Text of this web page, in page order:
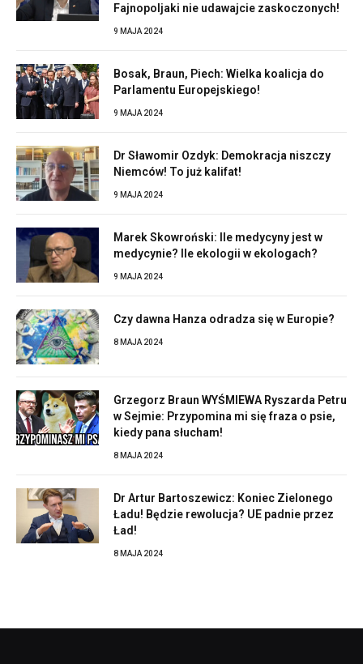
Fajnopoljaki nie udawajcie zaskoczonych!
9 MAJA 2024
Bosak, Braun, Piech: Wielka koalicja do
Parlamentu Europejskiego!
9 MAJA 2024
Dr Sławomir Ozdyk: Demokracja niszczy
Niemców! To już kalifat!
9 MAJA 2024
Marek Skowroński: Ile medycyny jest w
medycynie? Ile ekologii w ekologach?
9 MAJA 2024
Czy dawna Hanza odradza się w Europie?
8 MAJA 2024
Grzegorz Braun WYŚMIEWA Ryszarda Petru
w Sejmie: Przypomina mi się fraza o psie,
kiedy pana słucham!
8 MAJA 2024
Dr Artur Bartoszewicz: Koniec Zielonego
Ładu! Będzie rewolucja? UE padnie przez
Ład!
8 MAJA 2024